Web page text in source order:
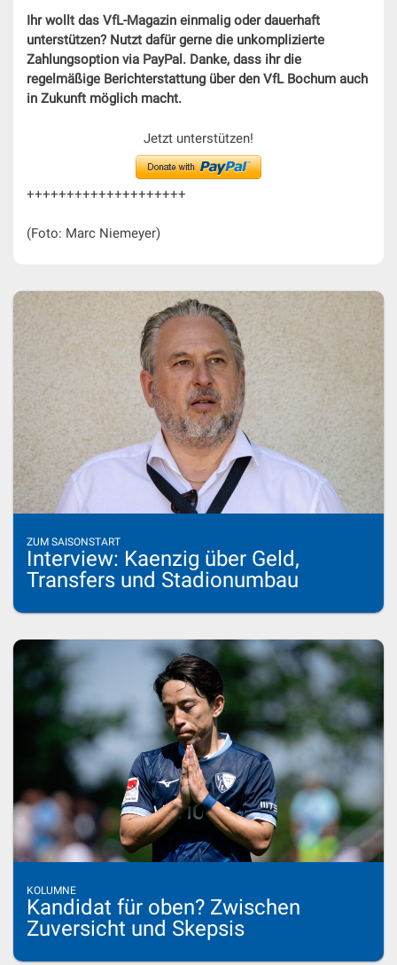
Ihr wollt das VfL-Magazin einmalig oder dauerhaft
unterstützen? Nutzt dafür gerne die unkomplizierte
Zahlungsoption via PayPal. Danke, dass ihr die
regelmäßige Berichterstattung über den VfL Bochum auch
in Zukunft möglich macht.
Jetzt unterstützen!
++++++++++++++++++++
(Foto: Marc Niemeyer)
ZUM SAISONSTART
Interview: Kaenzig über Geld,
Transfers und Stadionumbau
KOLUMNE
Kandidat für oben? Zwischen
Zuversicht und Skepsis